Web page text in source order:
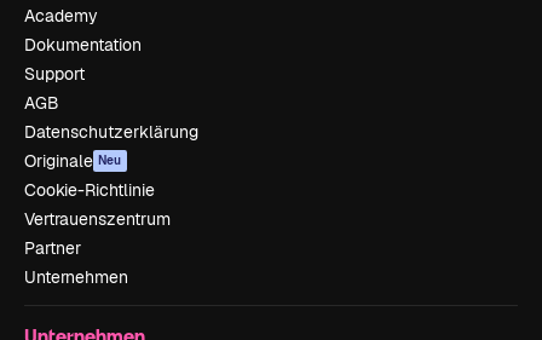
Academy
Dokumentation
Support
AGB
Datenschutzerklärung
Originale Neu
Cookie-Richtlinie
Vertrauenszentrum
Partner
Unternehmen